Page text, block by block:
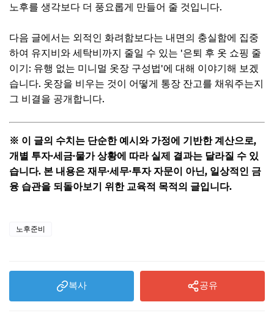
노후를 생각보다 더 풍요롭게 만들어 줄 것입니다.
다음 글에서는 외적인 화려함보다는 내면의 충실함에 집중
하여 유지비와 세탁비까지 줄일 수 있는 '은퇴 후 옷 쇼핑 줄
이기: 유행 없는 미니멀 옷장 구성법'에 대해 이야기해 보겠
습니다. 옷장을 비우는 것이 어떻게 통장 잔고를 채워주는지
그 비결을 공개합니다.
※ 이 글의 수치는 단순한 예시와 가정에 기반한 계산으로,
개별 투자·세금·물가 상황에 따라 실제 결과는 달라질 수 있
습니다. 본 내용은 재무·세무·투자 자문이 아닌, 일상적인 금
융 습관을 되돌아보기 위한 교육적 목적의 글입니다.
노후준비
복사 공유